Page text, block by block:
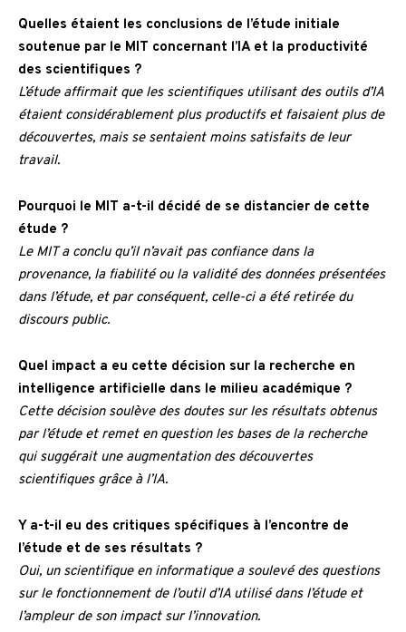
Quelles étaient les conclusions de l’étude initiale
soutenue par le MIT concernant l’IA et la productivité
des scientifiques ?
L’étude affirmait que les scientifiques utilisant des outils d’IA
étaient considérablement plus productifs et faisaient plus de
découvertes, mais se sentaient moins satisfaits de leur
travail.
Pourquoi le MIT a-t-il décidé de se distancier de cette
étude ?
Le MIT a conclu qu’il n’avait pas confiance dans la
provenance, la fiabilité ou la validité des données présentées
dans l’étude, et par conséquent, celle-ci a été retirée du
discours public.
Quel impact a eu cette décision sur la recherche en
intelligence artificielle dans le milieu académique ?
Cette décision soulève des doutes sur les résultats obtenus
par l’étude et remet en question les bases de la recherche
qui suggérait une augmentation des découvertes
scientifiques grâce à l’IA.
Y a-t-il eu des critiques spécifiques à l’encontre de
l’étude et de ses résultats ?
Oui, un scientifique en informatique a soulevé des questions
sur le fonctionnement de l’outil d’IA utilisé dans l’étude et
l’ampleur de son impact sur l’innovation.